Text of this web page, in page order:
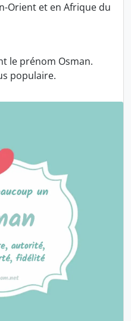
Orient et en Afrique du
le prénom Osman.
populaire.